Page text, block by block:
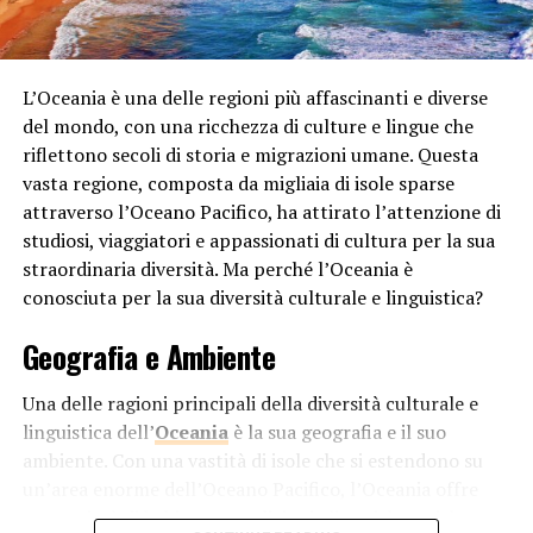
un aspetto ancora più rosso durante il tramonto.
In sintesi, il sole appare rosso al tramonto a causa della
dispersione atmosferica. Le lunghezze d’onda più corte
vengano disperse e assorbite più intensamente rispetto
alle lunghezze d’onda più lunghe. Questo effetto
contribuisce a creare lo spettacolo suggestivo del
tramonto con il sole che sembra avvolto da
un’atmosfera di colori caldi e intensi.
RELATED TOPICS:
Perché la legna diventa nera e non brucia?
DON'T MISS
Perchè si forma la neve?
L’Oceania è una delle regioni più affascinanti e diverse
del mondo, con una ricchezza di culture e lingue che
riflettono secoli di storia e migrazioni umane. Questa
vasta regione, composta da migliaia di isole sparse
attraverso l’Oceano Pacifico, ha attirato l’attenzione di
studiosi, viaggiatori e appassionati di cultura per la sua
straordinaria diversità. Ma perché l’Oceania è
conosciuta per la sua diversità culturale e linguistica?
Geografia e Ambiente
Una delle ragioni principali della diversità culturale e
linguistica dell’Oceaniaè la sua geografia e il suo
ambiente. Con una vastità di isole che si estendono su
una varietà di habitat e condizioni climatiche uniche.